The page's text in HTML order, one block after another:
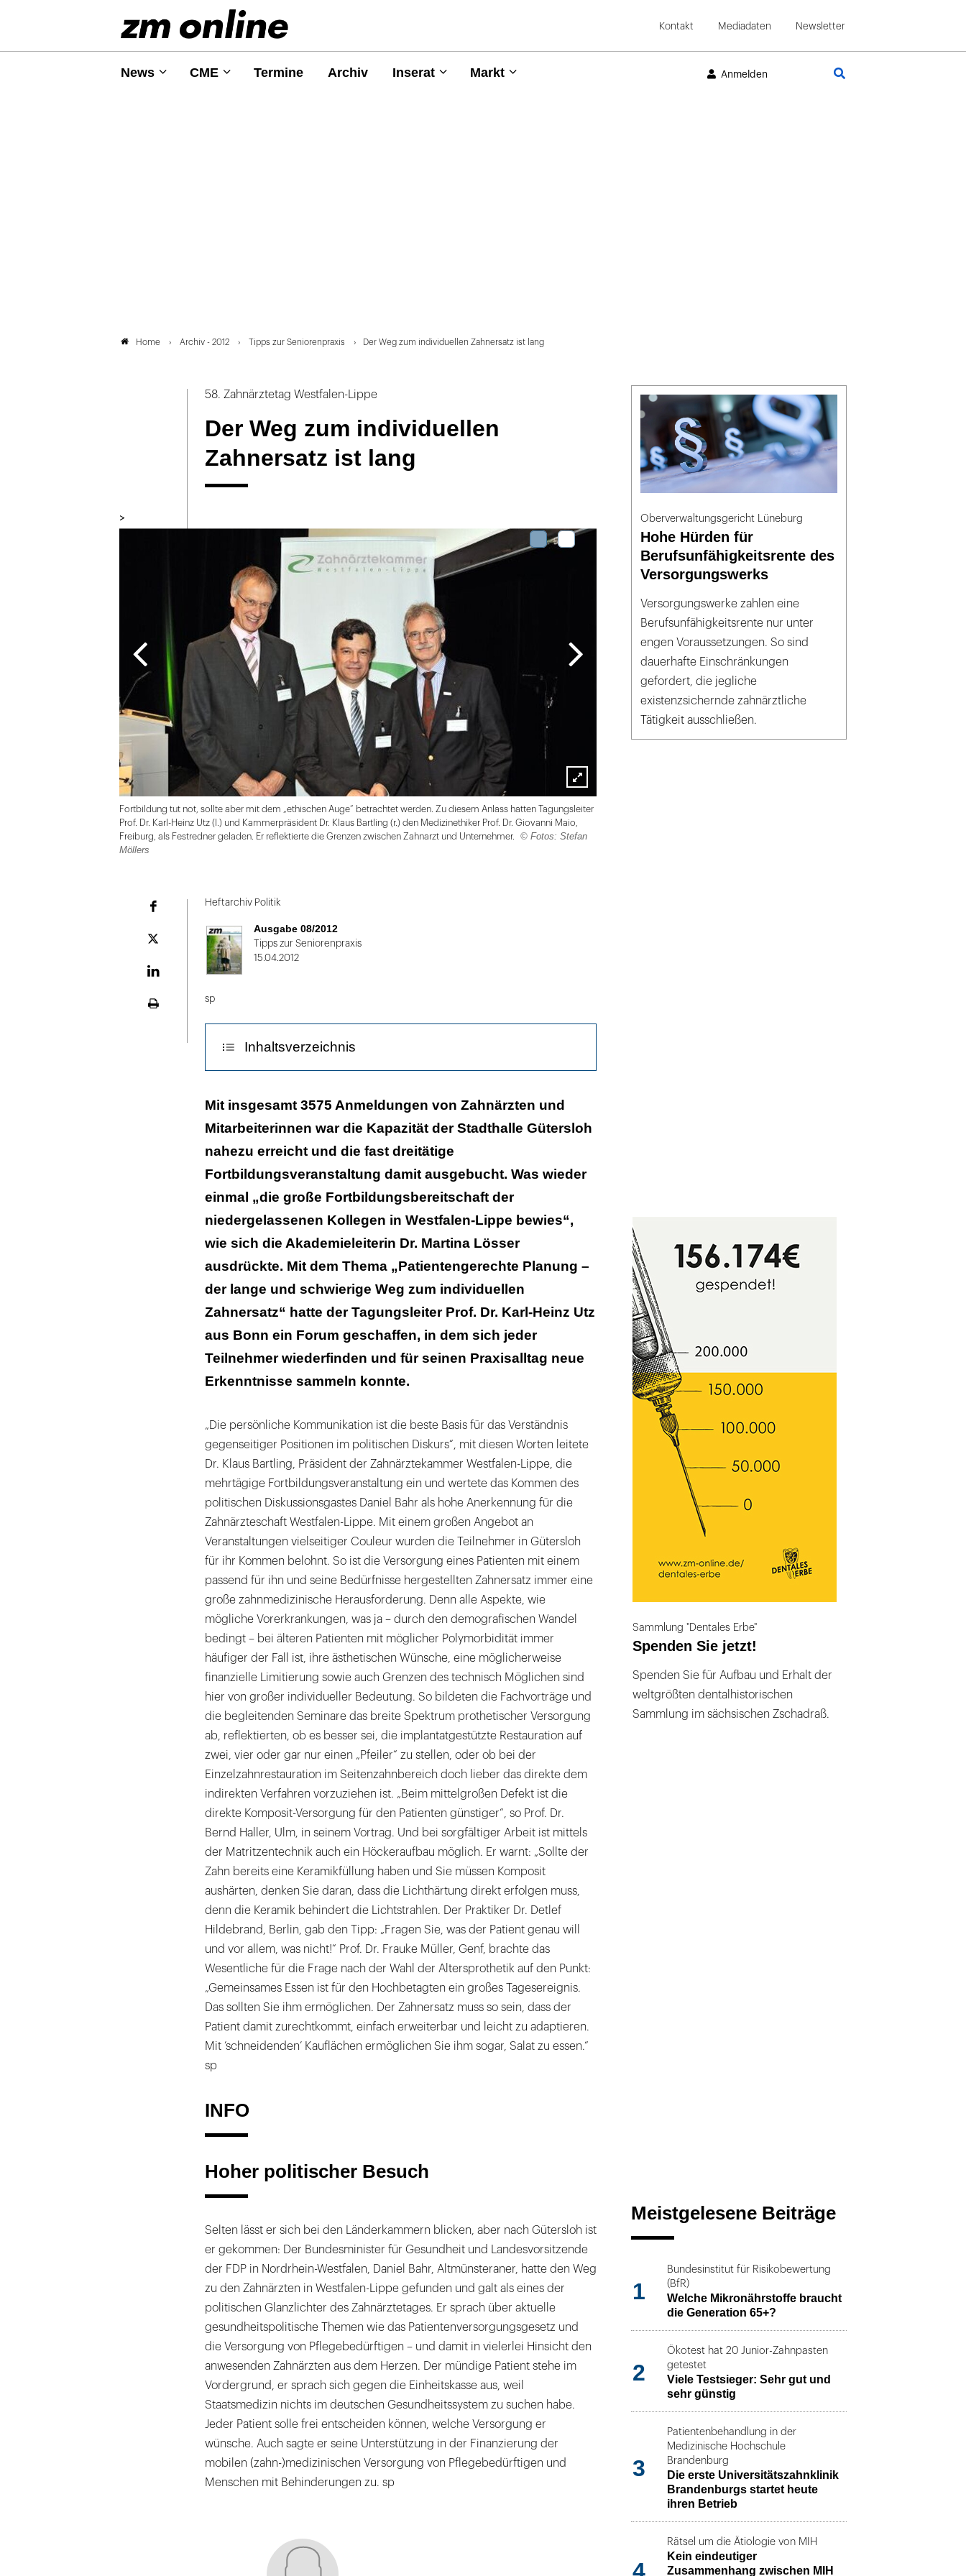
Kontakt Mediadaten Newsletter
News CME Termine Archiv Inserat Markt Anmelden
Home Archiv - 2012 Tipps zur Seniorenpraxis Der Weg zum individuellen Zahnersatz ist lang
58. Zahnärztetag Westfalen-Lippe
Der Weg zum individuellen
Zahnersatz ist lang
>
Lightbox
öffnen
Fortbildung tut not, sollte aber mit dem „ethischen Auge“ betrachtet werden. Zu diesem Anlass hatten Tagungsleiter
Prof. Dr. Karl-Heinz Utz (l.) und Kammerpräsident Dr. Klaus Bartling (r.) den Medizinethiker Prof. Dr. Giovanni Maio,
Freiburg, als Festredner geladen. Er reflektierte die Grenzen zwischen Zahnarzt und Unternehmer.
© Fotos: Stefan
Möllers
Plattform
Heftarchiv Politik
Ausgabe 08/2012
Tipps zur Seniorenpraxis
15.04.2012
sp
Inhaltsverzeichnis
Hoher politischer Besuch
Mit insgesamt 3575 Anmeldungen von Zahnärzten und
Mitarbeiterinnen war die Kapazität der Stadthalle Gütersloh
nahezu erreicht und die fast dreitätige
Fortbildungsveranstaltung damit ausgebucht. Was wieder
einmal „die große Fortbildungsbereitschaft der
niedergelassenen Kollegen in Westfalen-Lippe bewies“,
wie sich die Akademieleiterin Dr. Martina Lösser
ausdrückte. Mit dem Thema „Patientengerechte Planung –
der lange und schwierige Weg zum individuellen
Zahnersatz“ hatte der Tagungsleiter Prof. Dr. Karl-Heinz Utz
aus Bonn ein Forum geschaffen, in dem sich jeder
Teilnehmer wiederfinden und für seinen Praxisalltag neue
Erkenntnisse sammeln konnte.
„Die persönliche Kommunikation ist die beste Basis für das Verständnis
gegenseitiger Positionen im politischen Diskurs“, mit diesen Worten leitete
Dr. Klaus Bartling, Präsident der Zahnärztekammer Westfalen-Lippe, die
mehrtägige Fortbildungsveranstaltung ein und wertete das Kommen des
politischen Diskussionsgastes Daniel Bahr als hohe Anerkennung für die
Zahnärzteschaft Westfalen-Lippe. Mit einem großen Angebot an
Veranstaltungen vielseitiger Couleur wurden die Teilnehmer in Gütersloh
für ihr Kommen belohnt. So ist die Versorgung eines Patienten mit einem
passend für ihn und seine Bedürfnisse hergestellten Zahnersatz immer eine
große zahnmedizinische Herausforderung. Denn alle Aspekte, wie
mögliche Vorerkrankungen, was ja – durch den demografischen Wandel
bedingt – bei älteren Patienten mit möglicher Polymorbidität immer
häufiger der Fall ist, ihre ästhetischen Wünsche, eine möglicherweise
finanzielle Limitierung sowie auch Grenzen des technisch Möglichen sind
hier von großer individueller Bedeutung. So bildeten die Fachvorträge und
die begleitenden Seminare das breite Spektrum prothetischer Versorgung
ab, reflektierten, ob es besser sei, die implantatgestützte Restauration auf
zwei, vier oder gar nur einen „Pfeiler“ zu stellen, oder ob bei der
Einzelzahnrestauration im Seitenzahnbereich doch lieber das direkte dem
indirekten Verfahren vorzuziehen ist. „Beim mittelgroßen Defekt ist die
direkte Komposit-Versorgung für den Patienten günstiger“, so Prof. Dr.
Bernd Haller, Ulm, in seinem Vortrag. Und bei sorgfältiger Arbeit ist mittels
der Matritzentechnik auch ein Höckeraufbau möglich. Er warnt: „Sollte der
Zahn bereits eine Keramikfüllung haben und Sie müssen Komposit
aushärten, denken Sie daran, dass die Lichthärtung direkt erfolgen muss,
denn die Keramik behindert die Lichtstrahlen. Der Praktiker Dr. Detlef
Hildebrand, Berlin, gab den Tipp: „Fragen Sie, was der Patient genau will
und vor allem, was nicht!“ Prof. Dr. Frauke Müller, Genf, brachte das
Wesentliche für die Frage nach der Wahl der Altersprothetik auf den Punkt:
„Gemeinsames Essen ist für den Hochbetagten ein großes Tagesereignis.
Das sollten Sie ihm ermöglichen. Der Zahnersatz muss so sein, dass der
Patient damit zurechtkommt, einfach erweiterbar und leicht zu adaptieren.
Mit ’schneidenden’ Kauflächen ermöglichen Sie ihm sogar, Salat zu essen.“
sp
INFO
Hoher politischer Besuch
Selten lässt er sich bei den Länderkammern blicken, aber nach Gütersloh ist
er gekommen: Der Bundesminister für Gesundheit und Landesvorsitzende
der FDP in Nordrhein-Westfalen, Daniel Bahr, Altmünsteraner, hatte den Weg
zu den Zahnärzten in Westfalen-Lippe gefunden und galt als eines der
politischen Glanzlichter des Zahnärztetages. Er sprach über aktuelle
gesundheitspolitische Themen wie das Patientenversorgungsgesetz und
die Versorgung von Pflegebedürftigen – und damit in vielerlei Hinsicht den
anwesenden Zahnärzten aus dem Herzen. Der mündige Patient stehe im
Vordergrund, er sprach sich gegen die Einheitskasse aus, weil
Staatsmedizin nichts im deutschen Gesundheitssystem zu suchen habe.
Jeder Patient solle frei entscheiden können, welche Versorgung er
wünsche. Auch sagte er seine Unterstützung in der Finanzierung der
mobilen (zahn-)medizinischen Versorgung von Pflegebedürftigen und
Menschen mit Behinderungen zu. sp
Oberverwaltungsgericht Lüneburg
Hohe Hürden für
Berufsunfähigkeitsrente des
Versorgungswerks
Versorgungswerke zahlen eine
Berufsunfähigkeitsrente nur unter
engen Voraussetzungen. So sind
dauerhafte Einschränkungen
gefordert, die jegliche
existenzsichernde zahnärztliche
Tätigkeit ausschließen.
Sammlung "Dentales Erbe"
Spenden Sie jetzt!
Spenden Sie für Aufbau und Erhalt der
weltgrößten dentalhistorischen
Sammlung im sächsischen Zschadraß.
Meistgelesene Beiträge
1
Bundesinstitut für Risikobewertung
(BfR)
Welche Mikronährstoffe braucht
die Generation 65+?
2
Ökotest hat 20 Junior-Zahnpasten
getestet
Viele Testsieger: Sehr gut und
sehr günstig
3
Patientenbehandlung in der
Medizinische Hochschule
Brandenburg
Die erste Universitätszahnklinik
Brandenburgs startet heute
ihren Betrieb
4
Rätsel um die Ätiologie von MIH
Kein eindeutiger
Zusammenhang zwischen MIH